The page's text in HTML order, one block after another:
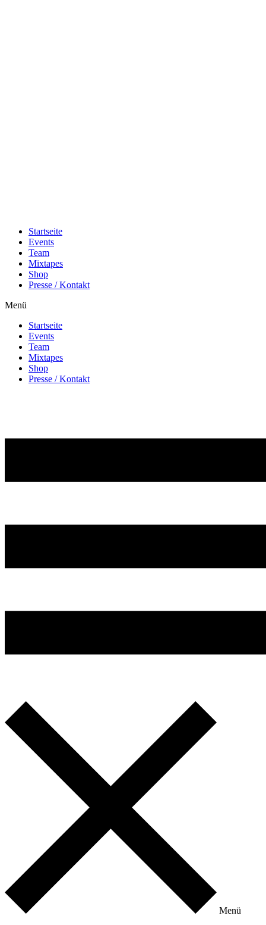
Startseite
Events
Team
Mixtapes
Shop
Presse / Kontakt
Menü
Startseite
Events
Team
Mixtapes
Shop
Presse / Kontakt
Menü